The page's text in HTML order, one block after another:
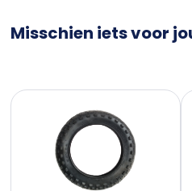
Misschien iets voor